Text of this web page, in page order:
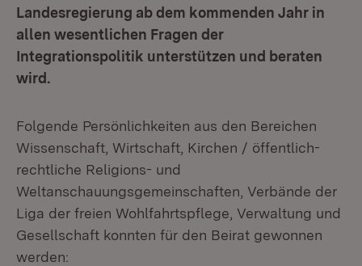
Landesregierung ab dem kommenden Jahr in
allen wesentlichen Fragen der
Integrationspolitik unterstützen und beraten
wird.
Folgende Persönlichkeiten aus den Bereichen
Wissenschaft, Wirtschaft, Kirchen / öffentlich-
rechtliche Religions- und
Weltanschauungsgemeinschaften, Verbände der
Liga der freien Wohlfahrtspflege, Verwaltung und
Gesellschaft konnten für den Beirat gewonnen
werden: